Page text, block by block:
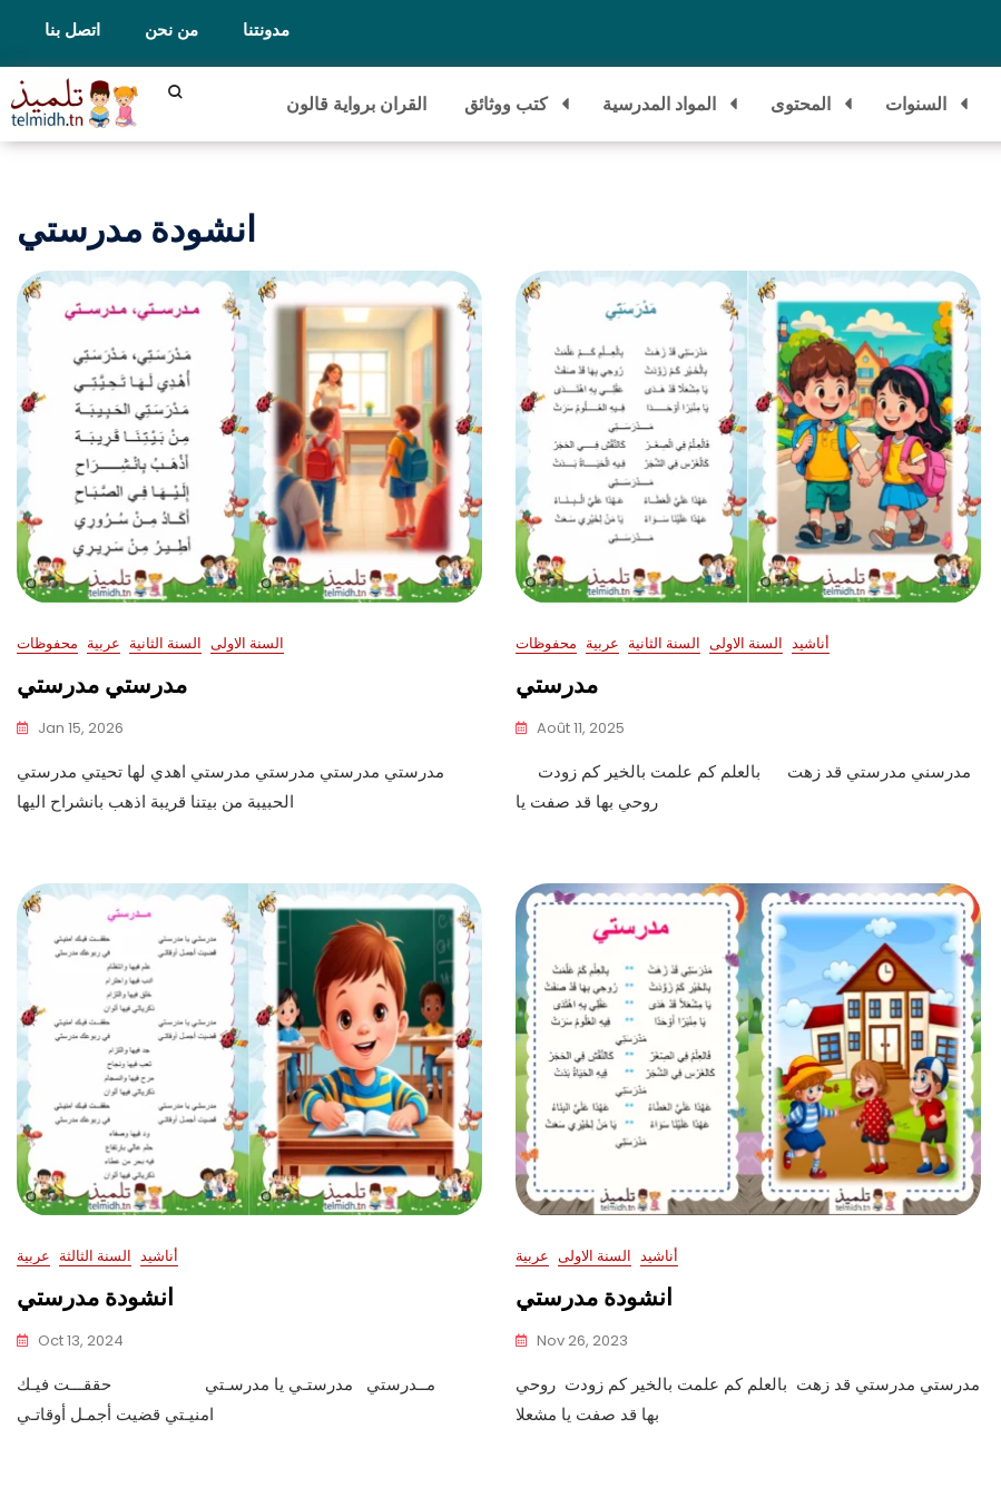
اتصل بنا من نحن مدونتنا
القران برواية قالون كتب ووثائق المواد المدرسية المحتوى السنوات
انشودة مدرستي
السنة الاولى السنة الثانية عربية محفوظات
مدرستي مدرستي
Jan 15, 2026
مدرستي مدرستي مدرستي مدرستي اهدي لها تحيتي مدرستي
الحبيبة من بيتنا قريبة اذهب بانشراح اليها
أناشيد السنة الاولى السنة الثانية عربية محفوظات
مدرستي
Août 11, 2025
مدرسني مدرستي قد زهت بالعلم كم علمت بالخير كم زودت
روحي بها قد صفت يا
أناشيد السنة الثالثة عربية
انشودة مدرستي
Oct 13, 2024
مــدرستي مدرستـي يا مدرسـتي حققـــت فيـك
أناشيد السنة الاولى عربية
انشودة مدرستي
Nov 26, 2023
مدرستي مدرستي قد زهت بالعلم كم علمت بالخير كم زودت روحي
بها قد صفت يا مشعلا